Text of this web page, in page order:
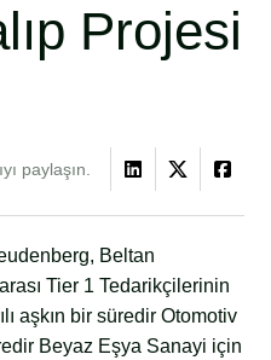
Projesi
paylaşın.
Beltan
Tier 1 Tedarikçilerinin
aşkın bir süredir Otomotiv
Beyaz Eşya Sanayi için